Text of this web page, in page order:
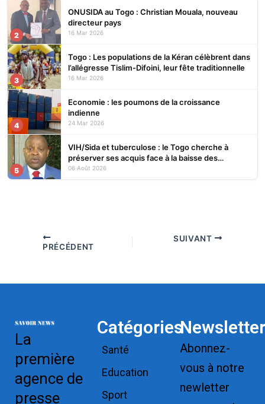
2
ONUSIDA au Togo : Christian Mouala, nouveau
directeur pays
16 Mar 2026
3
Togo : Les populations de la Kéran célèbrent dans
l’allégresse Tislim-Difoini, leur fête traditionnelle
16 Mar 2026
4
Economie : les poumons de la croissance
indienne
24 Mar 2026
5
VIH/Sida et tuberculose : le Togo cherche à
préserver ses acquis face à la baisse des
financements
06 Août 2026
PRÉCÉDENT
SUIVANT
La
première
agence de
presse
Catégories
Santé
Education
Sport
Newsletter
Abonnez-
vous à notre
newletter